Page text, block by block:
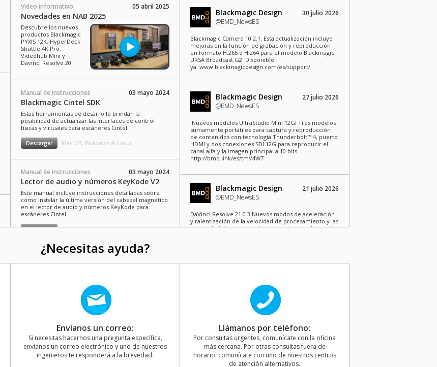
Video informativo 05 abril 2025
Novedades en NAB 2025
Descubre los nuevos
productos Blackmagic
PYXIS 12K, HyperDeck
Shuttle 4K Pro,
Videohub Mini y
Davinci Resolve 20.
Manual de instrucciones 03 mayo 2024
Blackmagic Cintel SDK
Estas herramientas de desarrollo brindan la
posibilidad de actualizar las interfaces de control
físicas y virtuales para escáneres Cintel.
Descargar Mac OS, Windows & Linux
Manual de instrucciones 03 mayo 2024
Lector de audio y números KeyKode V2
Este manual incluye instrucciones detalladas sobre
cómo instalar la última versión del cabezal magnético
en el lector de audio y números KeyKode para
escáneres Cintel.
Descargar Mac OS, Windows & Linux
Blackmagic Design
@BMD_NewsES
30 julio 2026
Blackmagic Camera 10.2.1. Esta actualización incluye
mejoras en la función de grabación y reproducción
en formato H.265 o H.264 para el modelo Blackmagic
URSA Broadcast G2. Disponible
ya: www.blackmagicdesign.com/es/support/
Blackmagic Design
@BMD_NewsES
27 julio 2026
¡Nuevos modelos UltraStudio Mini 12G! Tres modelos
sumamente portátiles para captura y reproducción
de contenidos con tecnología Thunderbolt™ 4, puerto
HDMI y dos conexiones SDI 12G para reproducir el
canal alfa y la imagen principal a 10 bits.
http://bmd.link/es/tmV4W7
Blackmagic Design
@BMD_NewsES
21 julio 2026
DaVinci Resolve 21.0.3 Nuevos modos de aceleración
y ralentización de la velocidad de procesamiento y las
curvas de fotogramas, así como mejoras en la gestión
@BMD_NewsES
¡Blackmagic Camera para iOS 3.4 ya está disponible!
Más controles para Apple Watch, operación a distancia
compatibilidad con interfaces de programación REST
para Blackmagic Camera. Descargar:
https://bmd.link/es/Kz3Mwj
¿Necesitas ayuda?
Envíanos un correo:
Si necesitas hacernos una pregunta específica,
envíanos un correo electrónico y uno de nuestros
ingenieros te responderá a la brevedad.
Llámanos por teléfono:
Por consultas urgentes, comunícate con la oficina
más cercana. Por otras consultas fuera de
horario, comunícate con uno de nuestros centros
de atención alternativos.